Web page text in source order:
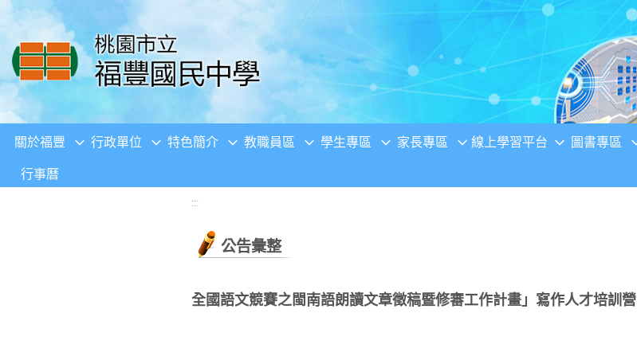
移至網頁之主要內容區位置
關於福豐 行政單位 特色簡介 教職員區 學生專區 家長專區 線上學習平台 圖書專區
行事曆
:::
公告彙整
全國語文競賽之閩南語朗讀文章徵稿暨修審工作計畫」寫作人才培訓營